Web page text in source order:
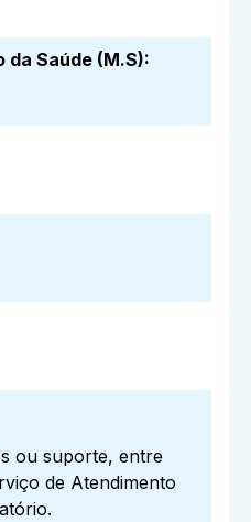
da Saúde (M.S):
ou suporte, entre
de Atendimento